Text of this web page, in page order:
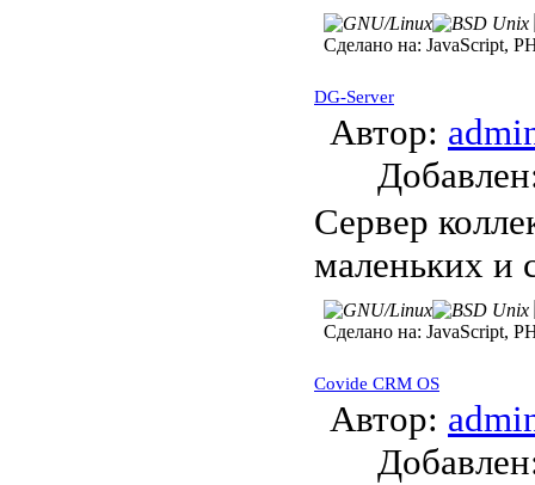
Сделано на: JavaScript,
DG-Server
Автор:
Сервер
маленьких и
Сделано на: JavaScript,
Covide CRM OS
Автор: